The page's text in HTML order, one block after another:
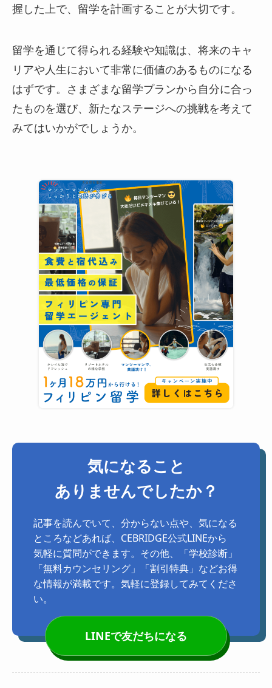
握した上で、留学を計画することが大切です。
留学を通じて得られる経験や知識は、将来のキャ
リアや人生において非常に価値のあるものになる
はずです。さまざまな留学プランから自分に合っ
たものを選び、新たなステージへの挑戦を考えて
みてはいかがでしょうか。
気になること
ありませんでしたか？
記事を読んでいて、分からない点や、気になる
ところなどあれば、CEBRIDGE公式LINEから
気軽に質問ができます。その他、「学校診断」
「無料カウンセリング」「割引特典」などお得
な情報が満載です。気軽に登録してみてくださ
い。
LINEで友だちになる